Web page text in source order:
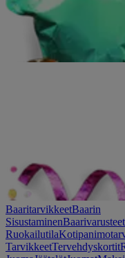
BaaritarvikkeetBaarin
SisustaminenBaarivarusteet
Ruokailutila
TarvikkeetTervehdyskortit